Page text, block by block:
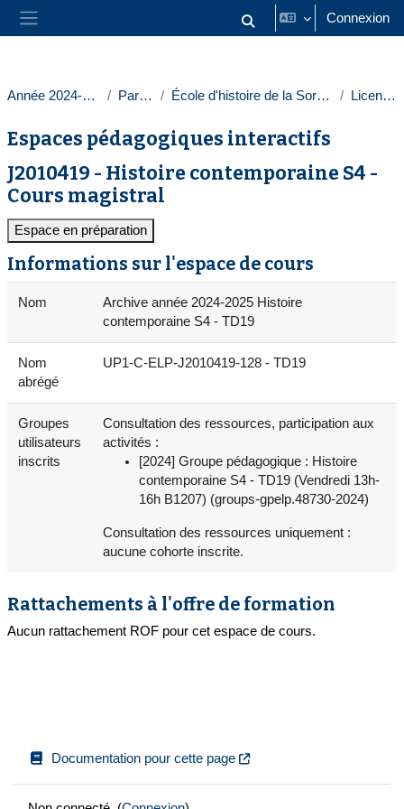
Passer au contenu principal
Panneau latéral Activer/désactiver la saisie
Connexion
Année 2024-2025 Paris 1 École d'histoire de la Sorbonne Licences
Espaces pédagogiques interactifs
J2010419 - Histoire contemporaine S4 -
Cours magistral
Espace en préparation
Informations sur l'espace de cours
Nom
Archive année 2024-2025 Histoire
contemporaine S4 - TD19
Nom
abrégé
UP1-C-ELP-J2010419-128 - TD19
Groupes
utilisateurs
inscrits
Consultation des ressources, participation aux
activités :
[2024] Groupe pédagogique : Histoire
contemporaine S4 - TD19 (Vendredi 13h-
16h B1207) (groups-gpelp.48730-2024)
Consultation des ressources uniquement :
aucune cohorte inscrite.
Rattachements à l'offre de formation
Aucun rattachement ROF pour cet espace de cours.
Documentation pour cette page